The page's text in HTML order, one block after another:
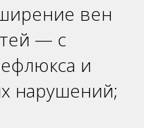
вен
— с
и
нарушений;